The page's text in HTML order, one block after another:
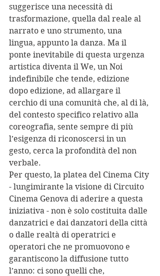
suggerisce una necessità di
trasformazione, quella dal reale al
narrato e uno strumento, una
lingua, appunto la danza. Ma il
ponte inevitabile di questa urgenza
artistica diventa il We, un Noi
indefinibile che tende, edizione
dopo edizione, ad allargare il
cerchio di una comunità che, al di là,
del contesto specifico relativo alla
coreografia, sente sempre di più
l’esigenza di riconoscersi in un
gesto, cerca la profondità del non
verbale.
Per questo, la platea del Cinema City
- lungimirante la visione di Circuito
Cinema Genova di aderire a questa
iniziativa - non è solo costituita dalle
danzatrici e dai danzatori della città
o dalle realtà di operatrici e
operatori che ne promuovono e
garantiscono la diffusione tutto
l’anno: ci sono quelli che,